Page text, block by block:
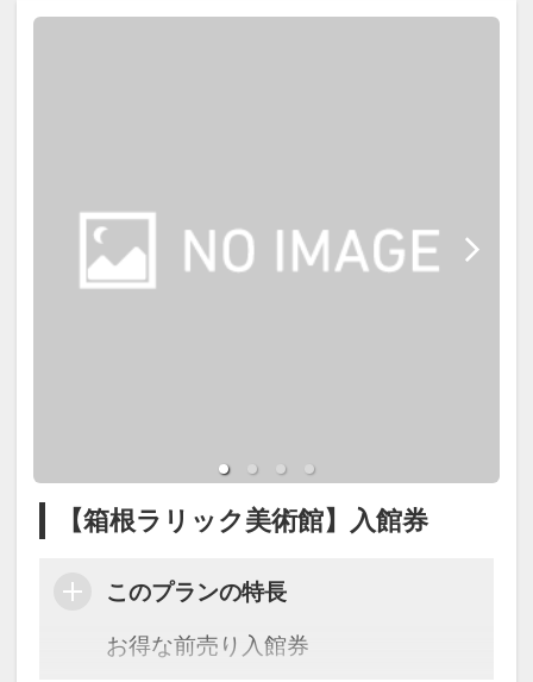
【箱根ラリック美術館】入館券
このプランの特長
お得な前売り入館券